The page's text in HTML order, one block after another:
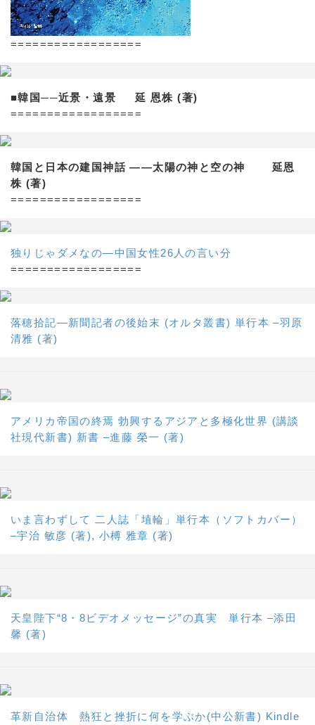
==================
■韓国──近景・遠景 延 恩株 (著)
==================
韓国と日本の建国神話 ——太陽の神と空の神 延恩
株 (著)
==================
独りじゃダメなの―中国女性26人の言い分
==================
落穂拾記―新聞記者の後始末 (オルタ叢書) 単行本 –羽原
清雅 (著)
アメリカ帝国の終焉 勃興するアジアと多極化世界 (講談
社現代新書) 新書 –進藤 榮一 (著)
いま言わずして 二人誌「埴輪」単行本（ソフトカバー）
–宇治 敏彦 (著), 小榑 雅章 (著)
天皇陛下“8・8ビデオメッセージ”の真実 単行本 –添田
馨 (著)
革新自治体 熱狂と挫折に何を学ぶか(中公新書) Kindle